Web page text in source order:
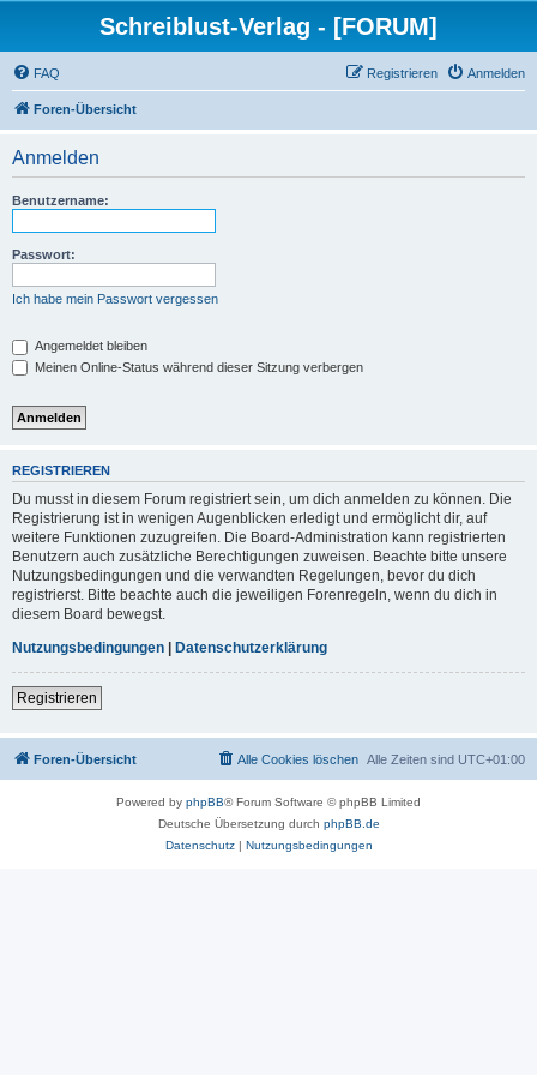
Schreiblust-Verlag - [FORUM]
FAQ Anmelden
Registrieren
Foren-Übersicht
Anmelden
Benutzername:
Passwort:
Ich habe mein Passwort vergessen
Angemeldet bleiben
Meinen Online-Status während dieser Sitzung verbergen
REGISTRIEREN
Du musst in diesem Forum registriert sein, um dich anmelden zu können. Die
Registrierung ist in wenigen Augenblicken erledigt und ermöglicht dir, auf
weitere Funktionen zuzugreifen. Die Board-Administration kann registrierten
Benutzern auch zusätzliche Berechtigungen zuweisen. Beachte bitte unsere
Nutzungsbedingungen und die verwandten Regelungen, bevor du dich
registrierst. Bitte beachte auch die jeweiligen Forenregeln, wenn du dich in
diesem Board bewegst.
Nutzungsbedingungen | Datenschutzerklärung
Registrieren
Foren-Übersicht Alle Zeiten sind UTC+01:00
Alle Cookies löschen
Powered by phpBB® Forum Software © phpBB Limited
Deutsche Übersetzung durch phpBB.de
Datenschutz| Nutzungsbedingungen